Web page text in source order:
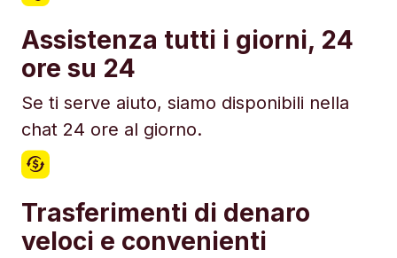
Assistenza tutti i giorni, 24
ore su 24
Se ti serve aiuto, siamo disponibili nella
chat 24 ore al giorno.
Trasferimenti di denaro
veloci e convenienti